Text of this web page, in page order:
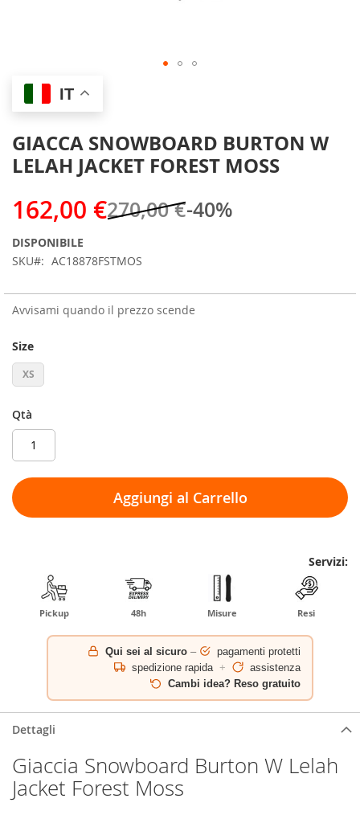
IT
GIACCA SNOWBOARD BURTON W
LELAH JACKET FOREST MOSS
162,00 €270,00 €-40%
DISPONIBILE
SKU
AC18878FSTMOS
Avvisami quando il prezzo scende
Size
XS
Qtà
Aggiungi al Carrello
Servizi:
Pickup 48h Misure Resi
Qui sei al sicuro –
pagamenti protetti
spedizione rapida +
assistenza
Cambi idea? Reso gratuito
Skip
the
of
the
Dettagli
Giaccia Snowboard Burton W Lelah
Jacket Forest Moss